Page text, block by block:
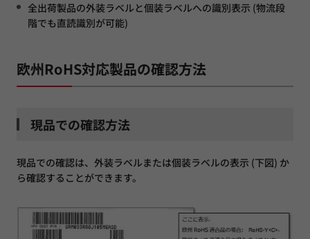
全出荷製品の外装ラベルと個装ラベルへの識別表示 (物流段
階でも直読識別が可能)
欧州RoHS対応製品の確認方法
現品での確認方法
現品での確認は、外装ラベルまたは個装ラベルの表示 (下図) か
ら確認することができます。